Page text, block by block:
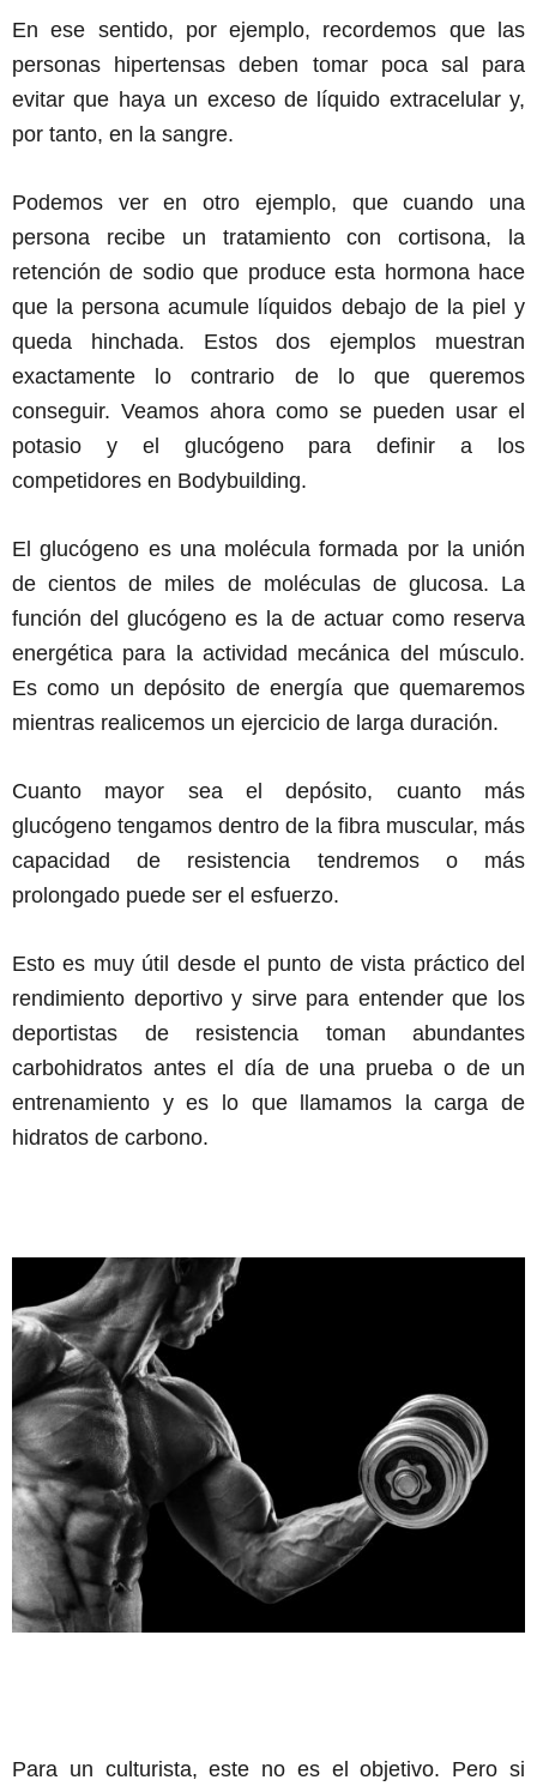
En ese sentido, por ejemplo, recordemos que las
personas hipertensas deben tomar poca sal para
evitar que haya un exceso de líquido extracelular y,
por tanto, en la sangre.
Podemos ver en otro ejemplo, que cuando una
persona recibe un tratamiento con cortisona, la
retención de sodio que produce esta hormona hace
que la persona acumule líquidos debajo de la piel y
queda hinchada. Estos dos ejemplos muestran
exactamente lo contrario de lo que queremos
conseguir. Veamos ahora como se pueden usar el
potasio y el glucógeno para definir a los
competidores en Bodybuilding.
El glucógeno es una molécula formada por la unión
de cientos de miles de moléculas de glucosa. La
función del glucógeno es la de actuar como reserva
energética para la actividad mecánica del músculo.
Es como un depósito de energía que quemaremos
mientras realicemos un ejercicio de larga duración.
Cuanto mayor sea el depósito, cuanto más
glucógeno tengamos dentro de la fibra muscular, más
capacidad de resistencia tendremos o más
prolongado puede ser el esfuerzo.
Esto es muy útil desde el punto de vista práctico del
rendimiento deportivo y sirve para entender que los
deportistas de resistencia toman abundantes
carbohidratos antes el día de una prueba o de un
entrenamiento y es lo que llamamos la carga de
hidratos de carbono.
Para un culturista, este no es el objetivo. Pero si